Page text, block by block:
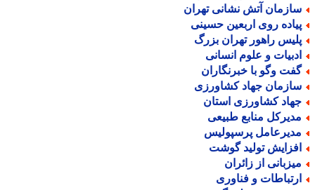
آتش نشانی تهران
روی اربعین حسینی
راهور تهران بزرگ
و علوم انسانی
وگو با خبرنگاران
جهاد کشاورزی
کشاورزی استان
منابع طبیعی
پرسپولیس
تولید گوشت
از زائران
و فناوری